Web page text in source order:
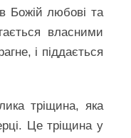
Божій любові та
власними
і піддається
тріщина, яка
Це тріщина у